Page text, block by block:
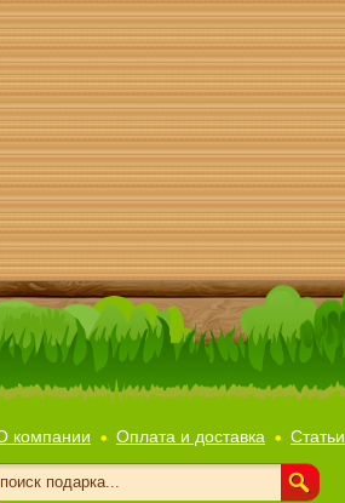
компании Оплата и доставка Статьи